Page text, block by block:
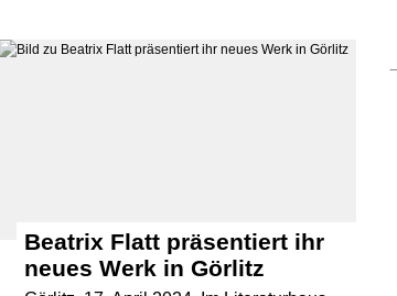
Beatrix Flatt präsentiert ihr
neues Werk in Görlitz